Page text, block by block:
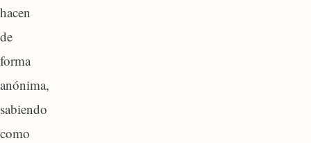
hacen
de
forma
anónima,
sabiendo
como